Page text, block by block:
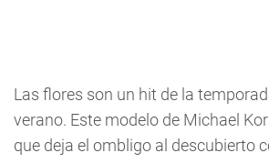
Las flores son un hit de la
verano. Este modelo de Michael
que deja el ombligo al descubierto